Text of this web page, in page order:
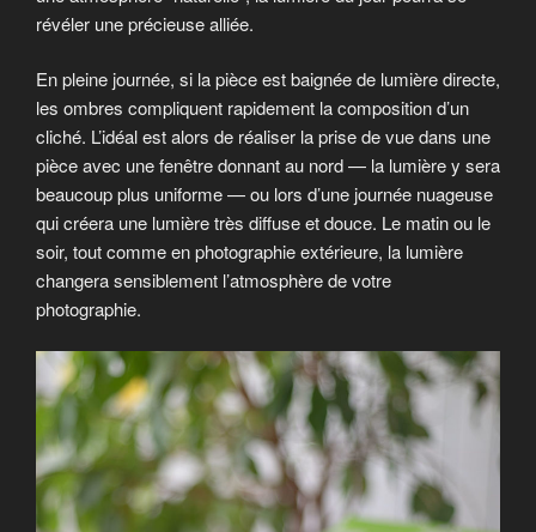
révéler une précieuse alliée.
En pleine journée, si la pièce est baignée de lumière directe,
les ombres compliquent rapidement la composition d’un
cliché. L’idéal est alors de réaliser la prise de vue dans une
pièce avec une fenêtre donnant au nord — la lumière y sera
beaucoup plus uniforme — ou lors d’une journée nuageuse
qui créera une lumière très diffuse et douce. Le matin ou le
soir, tout comme en photographie extérieure, la lumière
changera sensiblement l’atmosphère de votre
photographie.